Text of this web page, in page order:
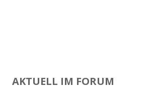
AKTUELL IM FORUM